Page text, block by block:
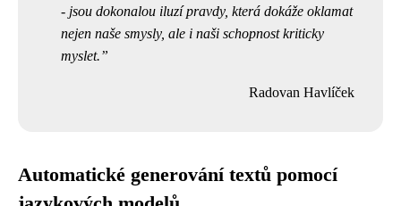
- jsou dokonalou iluzí pravdy, která dokáže oklamat
nejen naše smysly, ale i naši schopnost kriticky
myslet.
Radovan Havlíček
Automatické generování textů pomocí